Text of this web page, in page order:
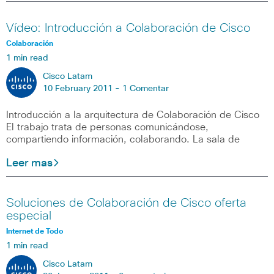
Vídeo: Introducción a Colaboración de Cisco
Colaboración
1 min read
Cisco Latam
10 February 2011 - 1 Comentar
Introducción a la arquitectura de Colaboración de Cisco
El trabajo trata de personas comunicándose,
compartiendo información, colaborando. La sala de
Leer mas
Soluciones de Colaboración de Cisco oferta
especial
Internet de Todo
1 min read
Cisco Latam